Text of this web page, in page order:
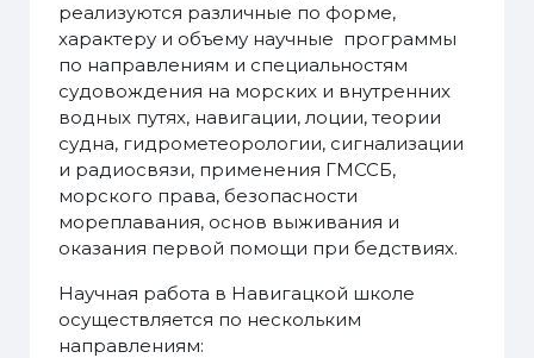
реализуются различные по форме,
характеру и объему научные программы
по направлениям и специальностям
судовождения на морских и внутренних
водных путях, навигации, лоции, теории
судна, гидрометеорологии, сигнализации
и радиосвязи, применения ГМССБ,
морского права, безопасности
мореплавания, основ выживания и
оказания первой помощи при бедствиях.
Научная работа в Навигацкой школе
осуществляется по нескольким
направлениям: